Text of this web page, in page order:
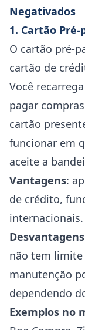
Negativados
1. Cartão Pré-
O cartão pré-
cartão de
Você
pagar
cartão
funcionar em
aceite a
Vantagens:
de crédito,
internacionais.
Desvantagens
não tem limite
manutenção
dependendo
Exemplos no